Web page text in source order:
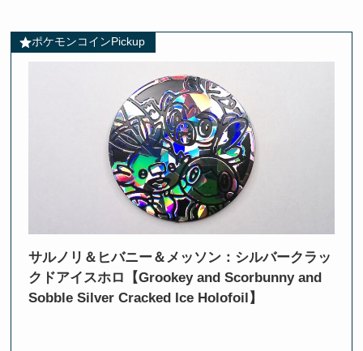
ポケモンコインPickup
サルノリ＆ヒバニー＆メッソン：シルバークラッ
クドアイスホロ【Grookey and Scorbunny and
Sobble Silver Cracked Ice Holofoil】